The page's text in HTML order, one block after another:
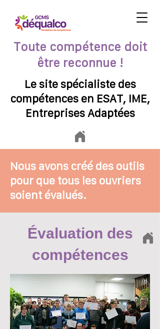
Toute compétence doit
être reconnue !
Le site spécialiste des
compétences en ESAT, IME,
Entreprises Adaptées
Nous avons créé des outils
pour que tous les ouvriers
soient évalués.
Évaluation des
compétences